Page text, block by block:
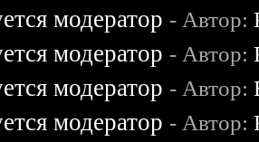
модератор - Автор:
модератор - Автор:
модератор - Автор:
модератор - Автор: